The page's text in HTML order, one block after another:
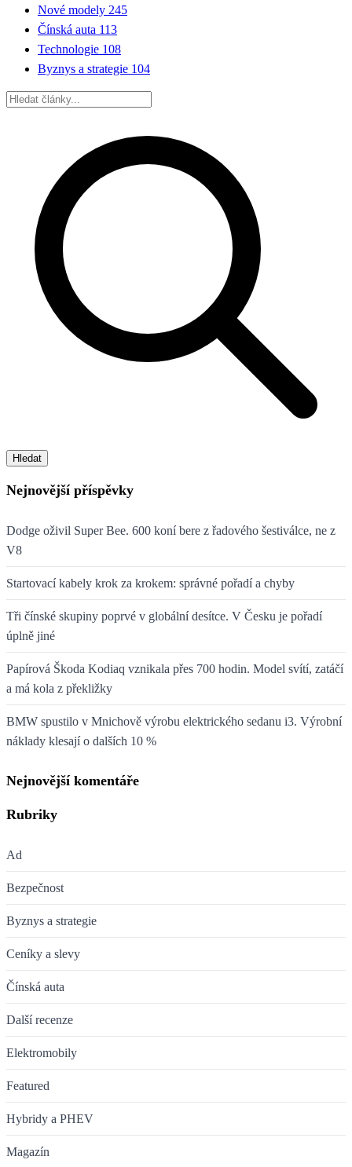
Nové modely 245
Čínská auta 113
Technologie 108
Byznys a strategie 104
Hledat:
Hledat
Nejnovější příspěvky
Dodge oživil Super Bee. 600 koní bere z řadového šestiválce, ne z
V8
Startovací kabely krok za krokem: správné pořadí a chyby
Tři čínské skupiny poprvé v globální desítce. V Česku je pořadí
úplně jiné
Papírová Škoda Kodiaq vznikala přes 700 hodin. Model svítí, zatáčí
a má kola z překližky
BMW spustilo v Mnichově výrobu elektrického sedanu i3. Výrobní
náklady klesají o dalších 10 %
Nejnovější komentáře
Rubriky
Ad
Bezpečnost
Byznys a strategie
Ceníky a slevy
Čínská auta
Další recenze
Elektromobily
Featured
Hybridy a PHEV
Magazín